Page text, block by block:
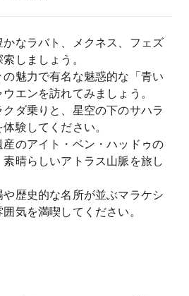
なラバト、メクネス、フェズ
しましょう。
魅力で有名な魅惑的な「青い
エンを訪れてみましょう。
ダ乗りと、星空の下のサハラ
験してください。
のアイト・ベン・ハッドゥの
晴らしいアトラス山脈を旅し
歴史的な名所が並ぶマラケシ
気を満喫してください。